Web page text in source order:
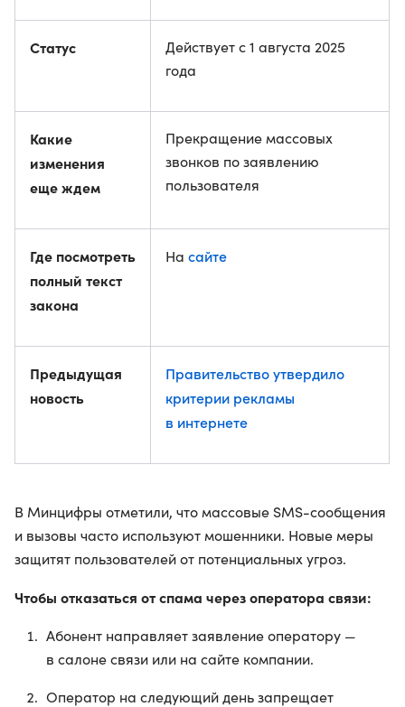
Статус
Действует с 1 августа 2025
года
Какие
изменения
еще ждем
Прекращение массовых
звонков по заявлению
пользователя
Где посмотреть
полный текст
закона
На сайте
Предыдущая
новость
Правительство утвердило
критерии рекламы
в интернете
В Минцифры отметили, что массовые SMS-сообщения
и вызовы часто используют мошенники. Новые меры
защитят пользователей от потенциальных угроз.
Чтобы отказаться от спама через оператора связи:
Абонент направляет заявление оператору —
в салоне связи или на сайте компании.
Оператор на следующий день запрещает